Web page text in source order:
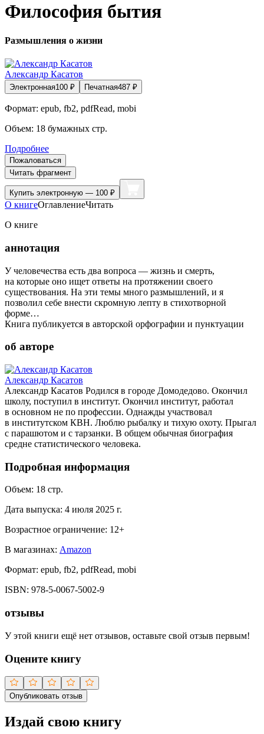
Философия бытия
Размышления о жизни
Александр Касатов
Электронная100 ₽ Печатная487 ₽
Формат: epub, fb2, pdfRead, mobi
Объем: 18 бумажных стр.
Подробнее
Пожаловаться
Читать фрагмент
Купить электронную — 100 ₽
О книгеОглавлениеЧитать
О книге
аннотация
У человечества есть два вопроса — жизнь и смерть,
на которые оно ищет ответы на протяжении своего
существования. На эти темы много размышлений, и я
позволил себе внести скромную лепту в стихотворной
форме…
Книга публикуется в авторской орфографии и пунктуации
об авторе
Александр Касатов
Александр Касатов Родился в городе Домодедово. Окончил
школу, поступил в институт. Окончил институт, работал
в основном не по профессии. Однажды участвовал
в институтском КВН. Люблю рыбалку и тихую охоту. Прыгал
с парашютом и с тарзанки. В общем обычная биография
средне статистического человека.
Подробная информация
Объем: 18 стр.
Дата выпуска: 4 июля 2025 г.
Возрастное ограничение: 12+
В магазинах: Amazon
Формат: epub, fb2, pdfRead, mobi
ISBN: 978-5-0067-5002-9
отзывы
У этой книги ещё нет отзывов, оставьте свой отзыв первым!
Оцените книгу
Опубликовать отзыв
Издай свою книгу